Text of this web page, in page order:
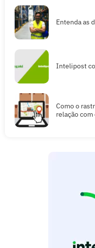
Entenda as
Intelipost
Como o
relação